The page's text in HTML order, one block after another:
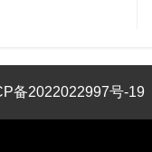
备2022022997号-19